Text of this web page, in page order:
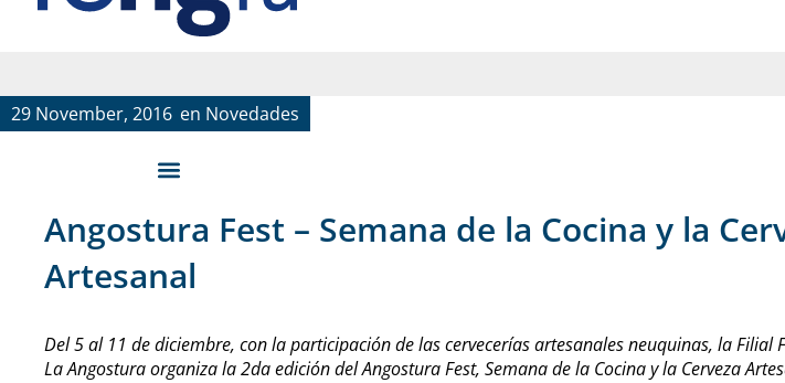
29 November, 2016 en Novedades
Angostura Fest – Semana de la Cocina y la
Artesanal
Del 5 al 11 de diciembre, con la participación de las cervecerías artesanales neuquinas, la Filial
La Angostura organiza la 2da edición del Angostura Fest, Semana de la Cocina y la Cerveza